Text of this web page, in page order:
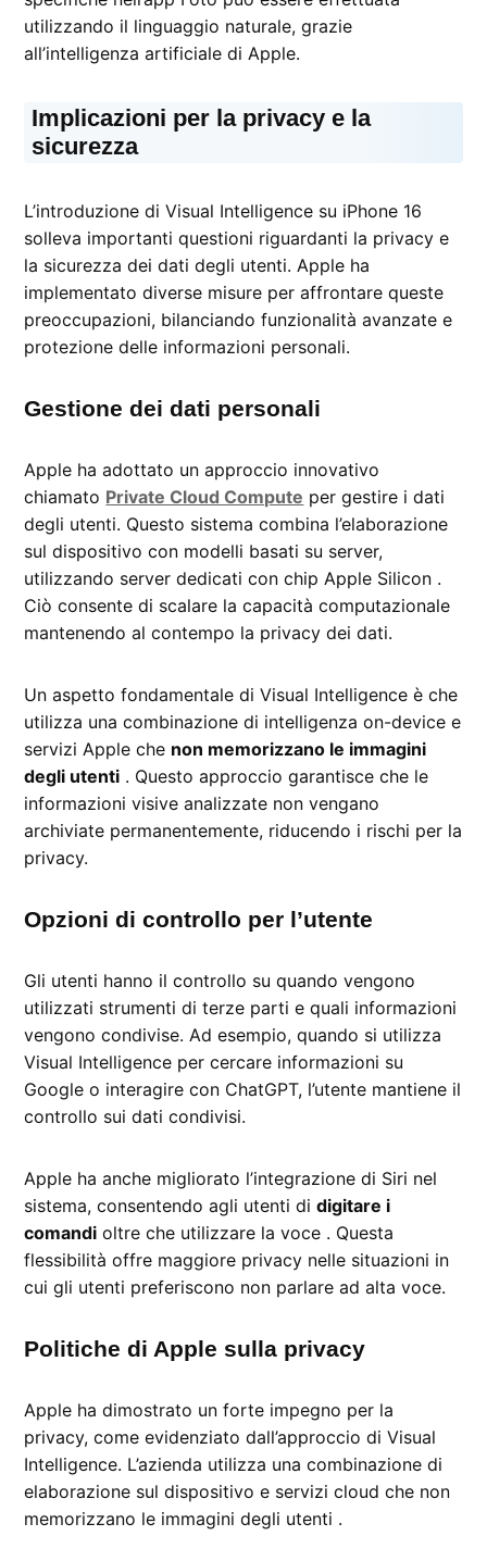
utilizzando il linguaggio naturale, grazie
all’intelligenza artificiale di Apple.
Implicazioni per la privacy e la
sicurezza
L’introduzione di Visual Intelligence su iPhone 16
solleva importanti questioni riguardanti la privacy e
la sicurezza dei dati degli utenti. Apple ha
implementato diverse misure per affrontare queste
preoccupazioni, bilanciando funzionalità avanzate e
protezione delle informazioni personali.
Gestione dei dati personali
Apple ha adottato un approccio innovativo
chiamato Private Cloud Compute per gestire i dati
degli utenti. Questo sistema combina l’elaborazione
sul dispositivo con modelli basati su server,
utilizzando server dedicati con chip Apple Silicon .
Ciò consente di scalare la capacità computazionale
mantenendo al contempo la privacy dei dati.
Un aspetto fondamentale di Visual Intelligence è che
utilizza una combinazione di intelligenza on-device e
servizi Apple che non memorizzano le immagini
degli utenti . Questo approccio garantisce che le
informazioni visive analizzate non vengano
archiviate permanentemente, riducendo i rischi per la
privacy.
Opzioni di controllo per l’utente
Gli utenti hanno il controllo su quando vengono
utilizzati strumenti di terze parti e quali informazioni
vengono condivise. Ad esempio, quando si utilizza
Visual Intelligence per cercare informazioni su
Google o interagire con ChatGPT, l’utente mantiene il
controllo sui dati condivisi.
Apple ha anche migliorato l’integrazione di Siri nel
sistema, consentendo agli utenti didigitare i
comandi oltre che utilizzare la voce . Questa
flessibilità offre maggiore privacy nelle situazioni in
cui gli utenti preferiscono non parlare ad alta voce.
Politiche di Apple sulla privacy
Apple ha dimostrato un forte impegno per la
privacy, come evidenziato dall’approccio di Visual
Intelligence. L’azienda utilizza una combinazione di
elaborazione sul dispositivo e servizi cloud che non
memorizzano le immagini degli utenti .